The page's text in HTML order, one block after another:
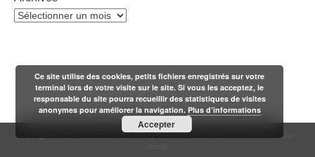
Archives
n'1fo[r-matik]. All Rights Reserved. | n1fo catch theme de
1for-
Ce site utilise des cookies, petits fichiers enregistrés sur votre
terminal lors de votre visite sur le site. Si vous les acceptez, le
responsable du site pourra recueillir des statistiques de visites
anonymes pour améliorer la navigation. Plus d’informations
Accepter